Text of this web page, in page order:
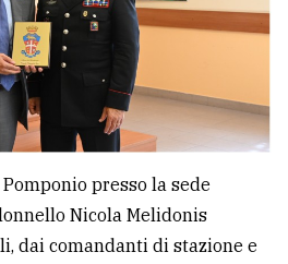
presso la sede
Nicola Melidonis
dai comandanti di stazione e